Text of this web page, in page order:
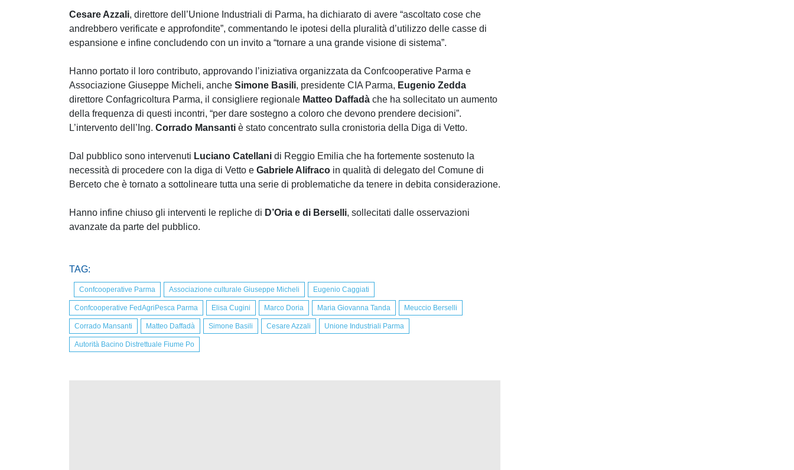
Cesare Azzali, direttore dell’Unione Industriali di Parma, ha dichiarato di avere “ascoltato cose che
andrebbero verificate e approfondite”, commentando le ipotesi della pluralità d’utilizzo delle casse di
espansione e infine concludendo con un invito a “tornare a una grande visione di sistema”.
Hanno portato il loro contributo, approvando l’iniziativa organizzata da Confcooperative Parma e
Associazione Giuseppe Micheli, anche Simone Basili, presidente CIA Parma, Eugenio Zedda
direttore Confagricoltura Parma, il consigliere regionale Matteo Daffadà che ha sollecitato un aumento
della frequenza di questi incontri, “per dare sostegno a coloro che devono prendere decisioni”.
L’intervento dell’Ing. Corrado Mansanti è stato concentrato sulla cronistoria della Diga di Vetto.
Dal pubblico sono intervenuti Luciano Catellani di Reggio Emilia che ha fortemente sostenuto la
necessità di procedere con la diga di Vetto e Gabriele Alifraco in qualità di delegato del Comune di
Berceto che è tornato a sottolineare tutta una serie di problematiche da tenere in debita considerazione.
Hanno infine chiuso gli interventi le repliche di D’Oria e di Berselli, sollecitati dalle osservazioni
avanzate da parte del pubblico.
TAG:
Confcooperative Parma Associazione culturale Giuseppe Micheli Eugenio Caggiati
Confcooperative FedAgriPesca Parma Elisa Cugini Marco Doria Maria Giovanna Tanda Meuccio Berselli
Corrado Mansanti Matteo Daffadà Simone Basili Cesare Azzali Unione Industriali Parma
Autorità Bacino Distrettuale Fiume Po